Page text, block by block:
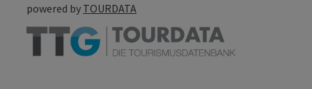
powered by TOURDATA